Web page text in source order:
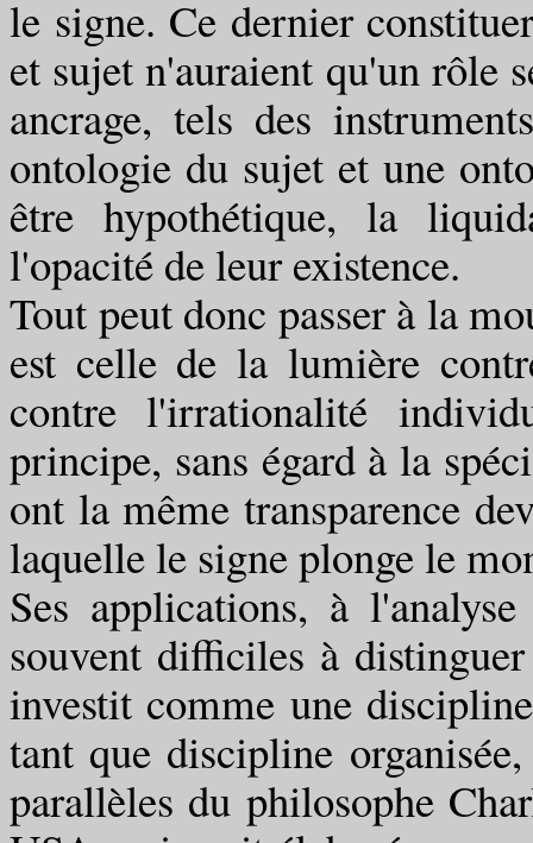
le signe. Ce dernier
et sujet n'auraient qu'un rôle
ancrage, tels des
ontologie du sujet et une
être hypothétique, la
l'opacité de leur existence.
Tout peut donc passer à la
est celle de la lumière
contre l'irrationalité
principe, sans égard à la
ont la même transparence
laquelle le signe plonge le
Ses applications, à
souvent difficiles à
investit comme une
tant que discipline
parallèles du philosophe